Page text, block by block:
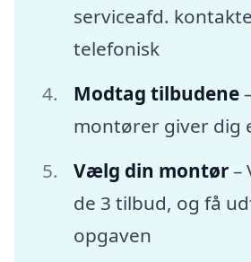
serviceafd.
telefonisk
Modtag tilbudene
montører giver dig
Vælg din montør–
de 3 tilbud, og få
opgaven